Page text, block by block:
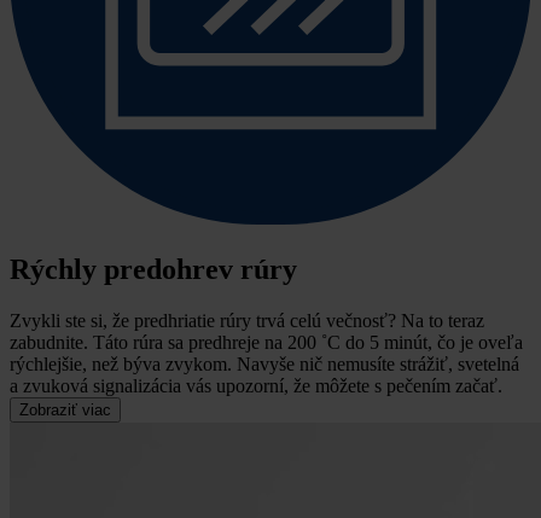
Rýchly predohrev rúry
Zvykli ste si, že predhriatie rúry trvá celú večnosť? Na to teraz
zabudnite. Táto rúra sa predhreje na 200 ˚C do 5 minút, čo je oveľa
rýchlejšie, než býva zvykom. Navyše nič nemusíte strážiť, svetelná
a zvuková signalizácia vás upozorní, že môžete s pečením začať.
Zobraziť viac